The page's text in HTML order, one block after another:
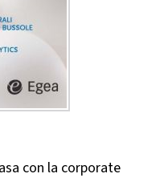
con la corporate